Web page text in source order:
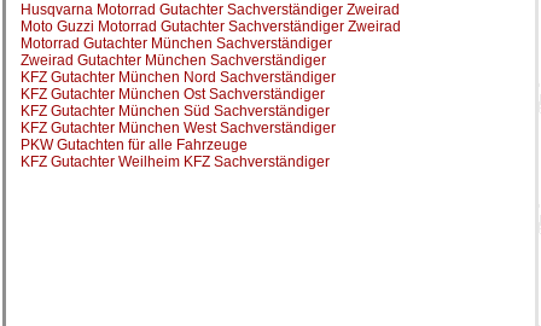
Husqvarna Motorrad Gutachter Sachverständiger Zweirad
Moto Guzzi Motorrad Gutachter Sachverständiger Zweirad
Motorrad Gutachter München Sachverständiger
Zweirad Gutachter München Sachverständiger
KFZ Gutachter München Nord Sachverständiger
KFZ Gutachter München Ost Sachverständiger
KFZ Gutachter München Süd Sachverständiger
KFZ Gutachter München West Sachverständiger
PKW Gutachten für alle Fahrzeuge
KFZ Gutachter Weilheim KFZ Sachverständiger